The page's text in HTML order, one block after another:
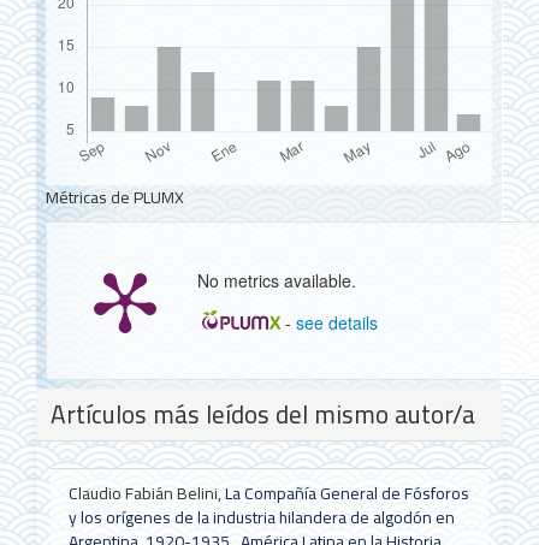
Métricas de PLUMX
No metrics available.
-see details
Detalles
del
artículo
Artículos más leídos del mismo autor/a
Claudio Fabián Belini,La Compañía General de Fósforos
y los orígenes de la industria hilandera de algodón en